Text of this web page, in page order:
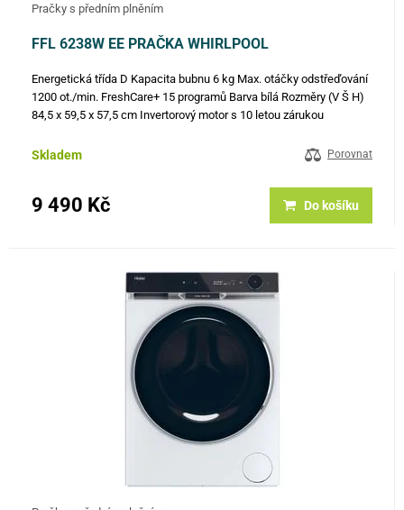
Pračky s předním plněním
FFL 6238W EE PRAČKA WHIRLPOOL
Energetická třída D Kapacita bubnu 6 kg Max. otáčky odstřeďování
1200 ot./min. FreshCare+ 15 programů Barva bílá Rozměry (V Š H)
84,5 x 59,5 x 57,5 cm Invertorový motor s 10 letou zárukou
Skladem Porovnat
9 490 Kč Do košíku